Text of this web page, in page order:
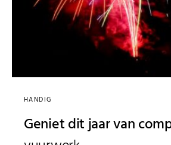
HANDIG
Geniet dit jaar van